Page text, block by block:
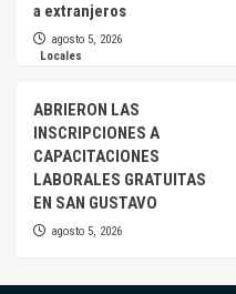
a extranjeros
agosto 5, 2026
Locales
ABRIERON LAS
INSCRIPCIONES A
CAPACITACIONES
LABORALES GRATUITAS
EN SAN GUSTAVO
agosto 5, 2026